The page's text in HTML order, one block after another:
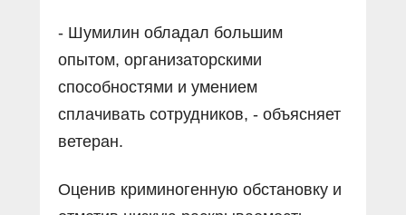
- Шумилин обладал большим
опытом, организаторскими
способностями и умением
сплачивать сотрудников, - объясняет
ветеран.
Оценив криминогенную обстановку и